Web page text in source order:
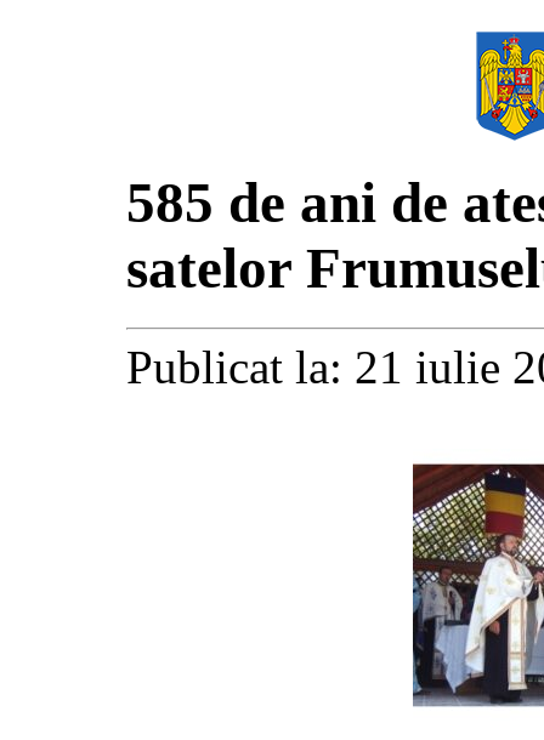
585 de ani de
satelor
Publicat la: 21 iulie